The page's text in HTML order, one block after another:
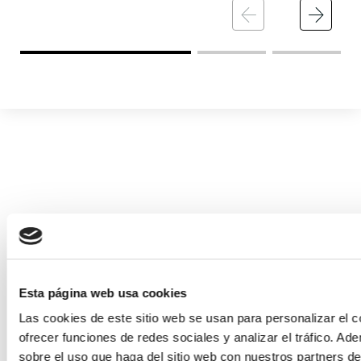
Esta página web usa cookies
Las cookies de este sitio web se usan para personalizar el
ofrecer funciones de redes sociales y analizar el tráfico.
sobre el uso que haga del sitio web con nuestros partners